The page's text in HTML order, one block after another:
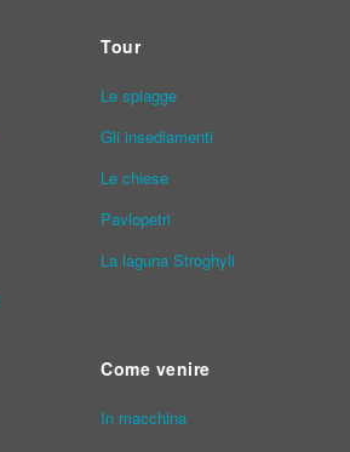
Tour
Le spiagge
Gli insediamenti
Le chiese
Pavlopetri
La laguna Stroghyli
Come venire
In macchina